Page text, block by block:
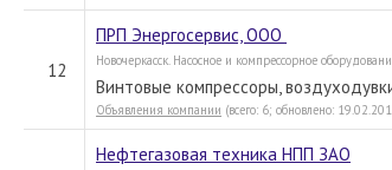
12
ПРП Энергосервис, ООО
Новочеркасск. Насосное и компрессорное
Винтовые компрессоры,
Объявления компании (всего: 6; обновлено:
Нефтегазовая техника НПП ЗАО